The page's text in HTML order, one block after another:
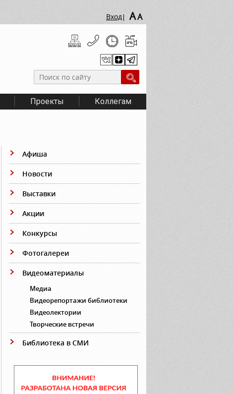
Вход| AA
Проекты Коллегам
Афиша
Новости
Выставки
Акции
Конкурсы
Фотогалереи
Видеоматериалы
Медиа
Видеорепортажи библиотеки
Видеолектории
Творческие встречи
Библиотека в СМИ